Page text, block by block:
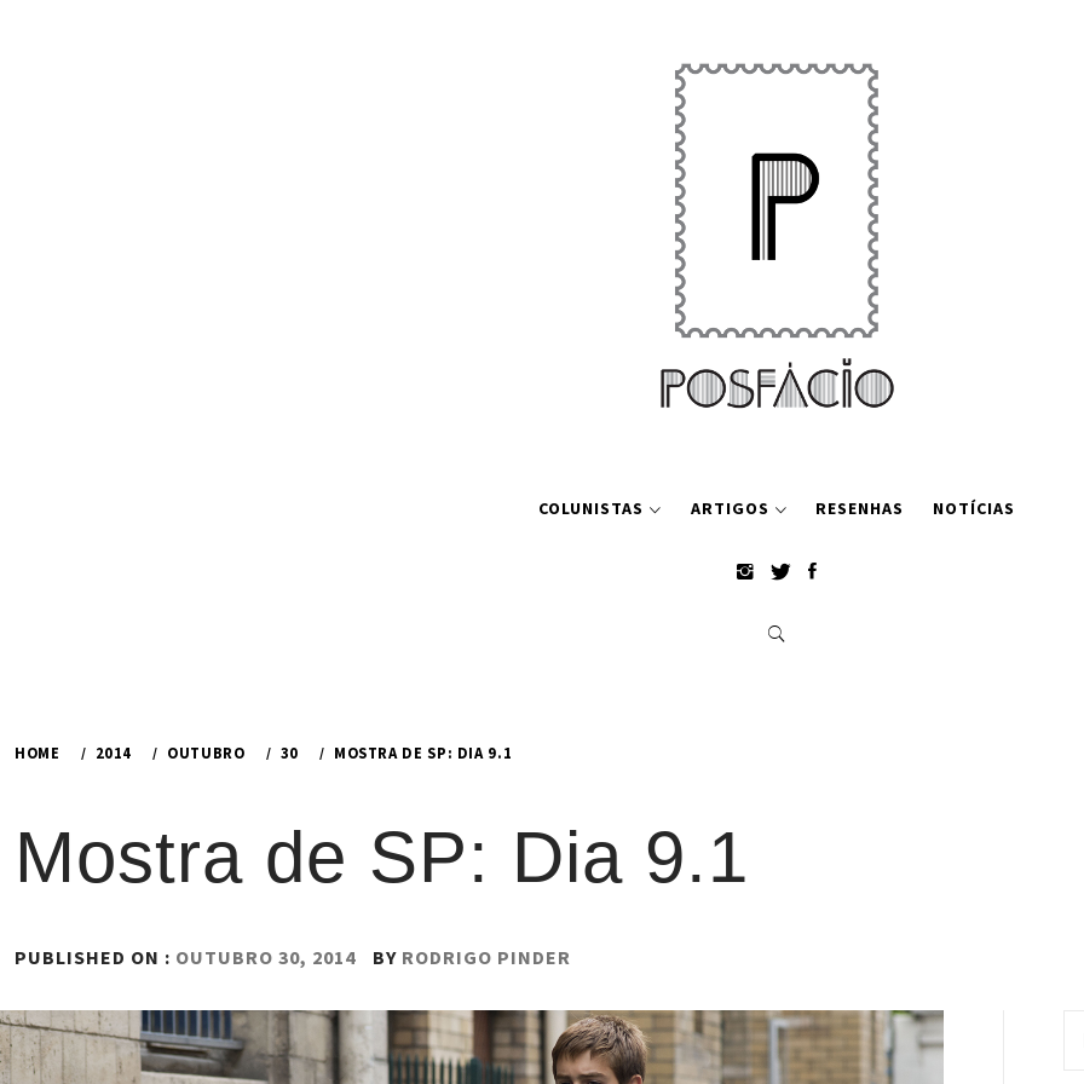
COLUNISTAS ARTIGOS RESENHAS NOTÍCIAS
HOME 2014 OUTUBRO 30 MOSTRA DE SP: DIA 9.1
Mostra de SP: Dia 9.1
PUBLISHED ON : OUTUBRO 30, 2014 BY RODRIGO PINDER